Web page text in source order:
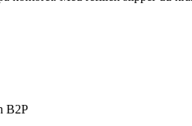
B2P